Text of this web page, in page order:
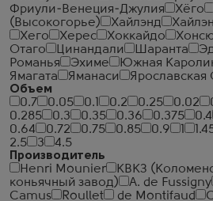
Фриули-Венеция-Джулия
Хёго
(Высокогорье)
Хайлэнд
Хего
Херес Хоккайдо
Отаго
Цинандали Шаранта
Романья
Эхиме Южная
Ямагата
Яманаси
Ярославская
Объем
0.7
0.05 0.1 0.2 0.25 0.02
0.285
0.3 0.35 0.36 0.375 0.4
0.64
0.72 0.75 0.85 0.9
2.5
3
4.5
Производитель
Henri Mounier
КВКЗ
коньячный завод)
A. de Fussigny
Camus
Roullet de Montifaud